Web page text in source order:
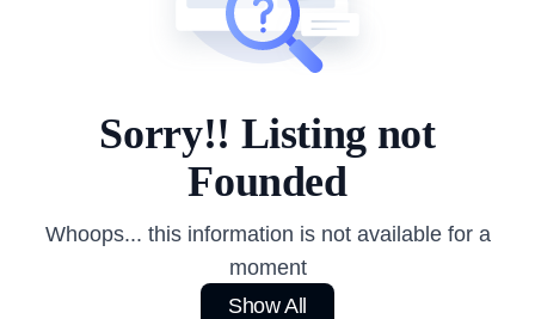
Sorry!! Listing not
Founded
Whoops... this information is not available for a
moment
Show All